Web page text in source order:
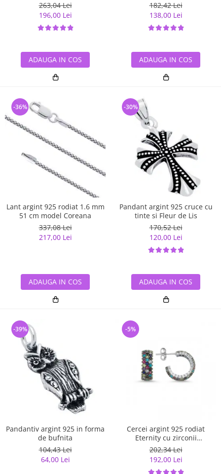
263,04 Lei
196,00 Lei
ADAUGA IN COS
182,42 Lei
138,00 Lei
ADAUGA IN COS
Lant argint 925 rodiat 1.6 mm
51 cm model Coreana
337,08 Lei
217,00 Lei
-36%
ADAUGA IN COS
Pandant argint 925 cruce cu
tinte si Fleur de Lis
170,52 Lei
120,00 Lei
-30%
ADAUGA IN COS
Pandantiv argint 925 in forma
de bufnita
104,43 Lei
64,00 Lei
-39%
Cercei argint 925 rodiat
Eternity cu zirconii
multicolore ETU0028
202,34 Lei
192,00 Lei
-5%